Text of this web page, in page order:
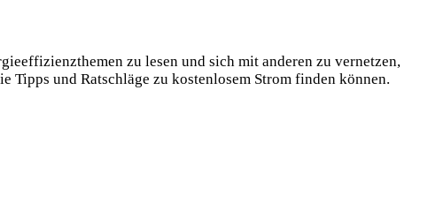
zu lesen und sich mit anderen zu vernetzen,
Tipps und Ratschläge zu kostenlosem Strom finden können.